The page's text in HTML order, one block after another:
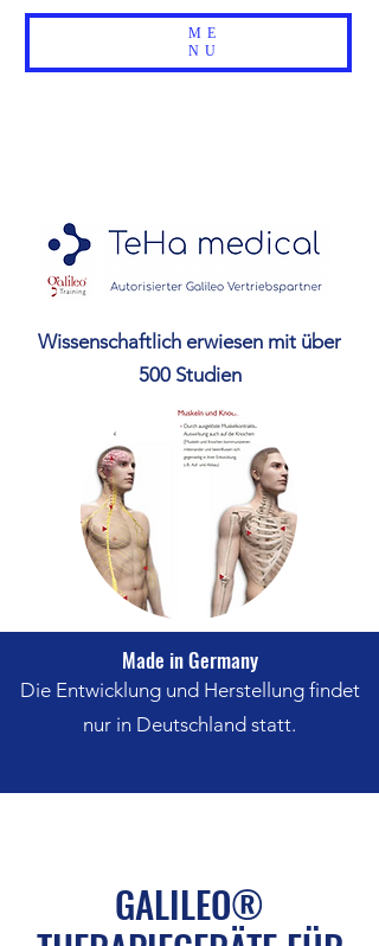
ME
NU
Made in Germany
Die Entwicklung und Herstellung findet
nur in Deutschland statt.
Wissenschaftlich erwiesen mit über
500 Studien
GALILEO®